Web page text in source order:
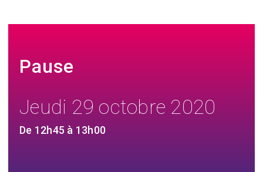
Pause
Jeudi 29 octobre 2020
De 12h45 à 13h00